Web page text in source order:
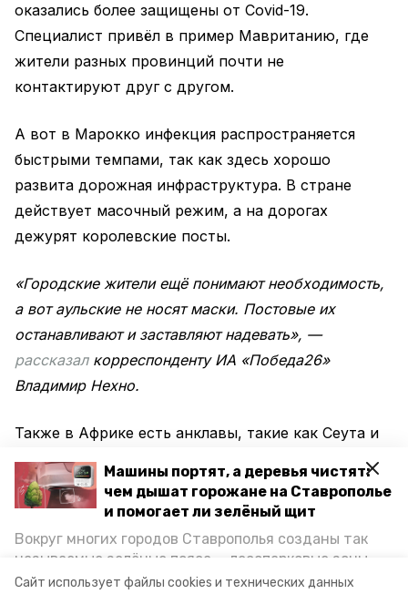
Сайт использует файлы cookies и технических данных
Машины портят, а деревья чистят:
чем дышат горожане на Ставрополье
и помогает ли зелёный щит
Вокруг многих городов Ставрополья созданы так
называемые зелёные пояса — лесопарковые зоны,
снижающие негативное воздействие выхлопных
оказались более защищены от Covid-19.
Специалист привёл в пример Мавританию, где
жители разных провинций почти не
контактируют друг с другом.
А вот в Марокко инфекция распространяется
быстрыми темпами, так как здесь хорошо
развита дорожная инфраструктура. В стране
действует масочный режим, а на дорогах
дежурят королевские посты.
«Городские жители ещё понимают необходимость,
а вот аульские не носят маски. Постовые их
останавливают и заставляют надевать», —
рассказал корреспонденту ИА «Победа26»
Владимир Нехно.
Также в Африке есть анклавы, такие как Сеута и
Мелилья на территории Испании. Там каждый
день регистрируют до 40 тысяч заболевших, из-
за чего границы провинций полностью закрыты.